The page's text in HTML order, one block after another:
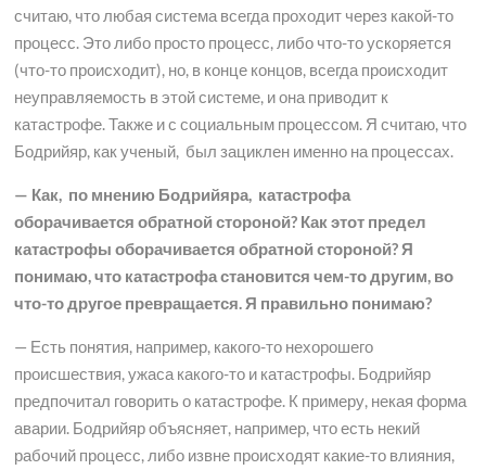
считаю, что любая система всегда проходит через какой-то
процесс. Это либо просто процесс, либо что-то ускоряется
(что-то происходит), но, в конце концов, всегда происходит
неуправляемость в этой системе, и она приводит к
катастрофе. Также и с социальным процессом. Я считаю, что
Бодрийяр, как ученый, был зациклен именно на процессах.
— Как, по мнению Бодрийяра, катастрофа
оборачивается обратной стороной? Как этот предел
катастрофы оборачивается обратной стороной? Я
понимаю, что катастрофа становится чем-то другим, во
что-то другое превращается. Я правильно понимаю?
— Есть понятия, например, какого-то нехорошего
происшествия, ужаса какого-то и катастрофы. Бодрийяр
предпочитал говорить о катастрофе. К примеру, некая форма
аварии. Бодрийяр объясняет, например, что есть некий
рабочий процесс, либо извне происходят какие-то влияния,